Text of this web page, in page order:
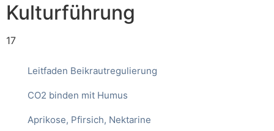
Kulturführung
17
Leitfaden Beikrautregulierung
CO2 binden mit Humus
Aprikose, Pfirsich, Nektarine